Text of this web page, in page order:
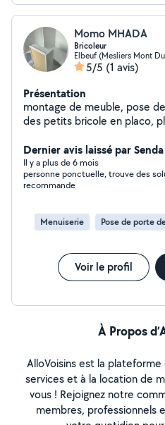
Momo MHADA
Bricoleur
Elbeuf (Mesliers Mont
5/5 (1 avis)
Présentation
montage de meuble, pose
des petits bricole en placo, plomberie
Dernier avis laissé par
Il y a plus de 6 mois
personne ponctuelle, trouve des
recommande
Menuiserie Pose de porte
Voir le profil
À Propos
AlloVoisins est la
services et à la location de
vous ! Rejoignez notre
membres, professionnels